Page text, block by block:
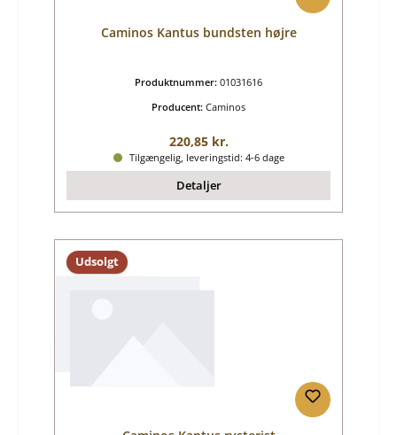
Caminos Kantus bundsten højre
Produktnummer: 01031616
Producent: Caminos
Almindelig pris:
220,85 kr.
Tilgængelig, leveringstid: 4-6 dage
Detaljer
Udsolgt